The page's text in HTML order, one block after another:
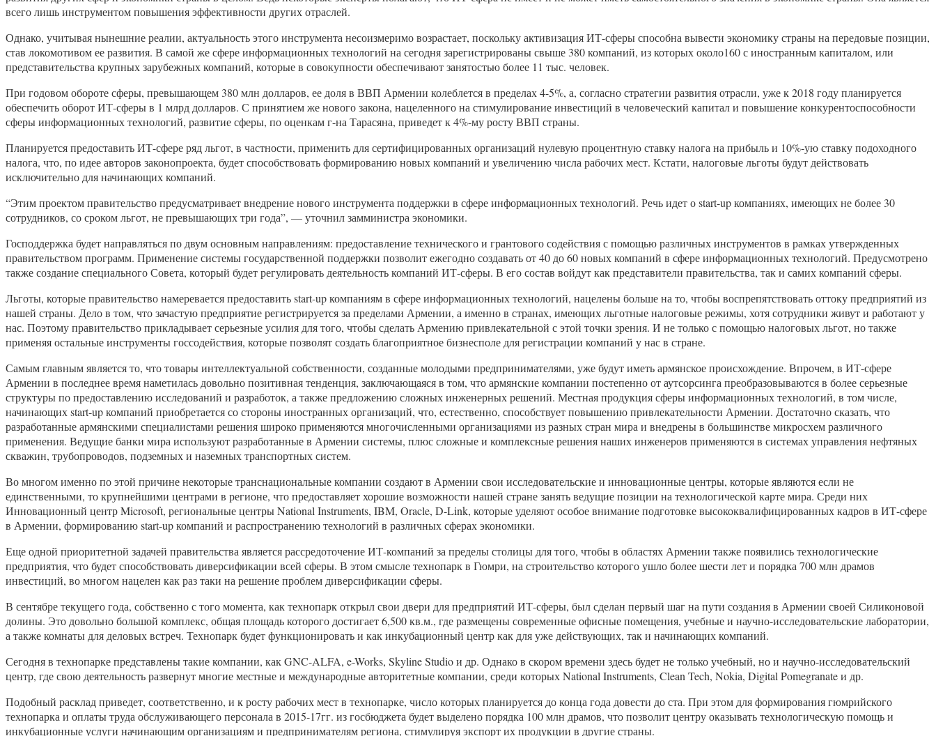
всего лишь инструментом повышения эффективности других отраслей.
Однако, учитывая нынешние реалии, актуальность этого инструмента несоизмеримо возрастает, поскольку активизация ИТ-сферы способна вывести экономику страны на передовые позиции,
став локомотивом ее развития. В самой же сфере информационных технологий на сегодня зарегистрированы свыше 380 компаний, из которых около160 с иностранным капиталом, или
представительства крупных зарубежных компаний, которые в совокупности обеспечивают занятостью более 11 тыс. человек.
При годовом обороте сферы, превышающем 380 млн долларов, ее доля в ВВП Армении колеблется в пределах 4-5%, а, согласно стратегии развития отрасли, уже к 2018 году планируется
обеспечить оборот ИТ-сферы в 1 млрд долларов. С принятием же нового закона, нацеленного на стимулирование инвестиций в человеческий капитал и повышение конкурентоспособности
сферы информационных технологий, развитие сферы, по оценкам г-на Тарасяна, приведет к 4%-му росту ВВП страны.
Планируется предоставить ИТ-сфере ряд льгот, в частности, применить для сертифицированных организаций нулевую процентную ставку налога на прибыль и 10%-ую ставку подоходного
налога, что, по идее авторов законопроекта, будет способствовать формированию новых компаний и увеличению числа рабочих мест. Кстати, налоговые льготы будут действовать
исключительно для начинающих компаний.
“Этим проектом правительство предусматривает внедрение нового инструмента поддержки в сфере информационных технологий. Речь идет о start-up компаниях, имеющих не более 30
сотрудников, со сроком льгот, не превышающих три года”, — уточнил замминистра экономики.
Господдержка будет направляться по двум основным направлениям: предоставление технического и грантового содействия с помощью различных инструментов в рамках утвержденных
правительством программ. Применение системы государственной поддержки позволит ежегодно создавать от 40 до 60 новых компаний в сфере информационных технологий. Предусмотрено
также создание специального Совета, который будет регулировать деятельность компаний ИТ-сферы. В его состав войдут как представители правительства, так и самих компаний сферы.
Льготы, которые правительство намеревается предоставить start-up компаниям в сфере информационных технологий, нацелены больше на то, чтобы воспрепятствовать оттоку предприятий из
нашей страны. Дело в том, что зачастую предприятие регистрируется за пределами Армении, а именно в странах, имеющих льготные налоговые режимы, хотя сотрудники живут и работают у
нас. Поэтому правительство прикладывает серьезные усилия для того, чтобы сделать Армению привлекательной с этой точки зрения. И не только с помощью налоговых льгот, но также
применяя остальные инструменты госсодействия, которые позволят создать благоприятное бизнесполе для регистрации компаний у нас в стране.
Самым главным является то, что товары интеллектуальной собственности, созданные молодыми предпринимателями, уже будут иметь армянское происхождение. Впрочем, в ИТ-сфере
Армении в последнее время наметилась довольно позитивная тенденция, заключающаяся в том, что армянские компании постепенно от аутсорсинга преобразовываются в более серьезные
структуры по предоставлению исследований и разработок, а также предложению сложных инженерных решений. Местная продукция сферы информационных технологий, в том числе,
начинающих start-up компаний приобретается со стороны иностранных организаций, что, естественно, способствует повышению привлекательности Армении. Достаточно сказать, что
разработанные армянскими специалистами решения широко применяются многочисленными организациями из разных стран мира и внедрены в большинстве микросхем различного
применения. Ведущие банки мира используют разработанные в Армении системы, плюс сложные и комплексные решения наших инженеров применяются в системах управления нефтяных
скважин, трубопроводов, подземных и наземных транспортных систем.
Во многом именно по этой причине некоторые транснациональные компании создают в Армении свои исследовательские и инновационные центры, которые являются если не
единственными, то крупнейшими центрами в регионе, что предоставляет хорошие возможности нашей стране занять ведущие позиции на технологической карте мира. Среди них
Инновационный центр Microsoft, региональные центры National Instruments, IBM, Oracle, D-Link, которые уделяют особое внимание подготовке высококвалифицированных кадров в ИТ-сфере
в Армении, формированию start-up компаний и распространению технологий в различных сферах экономики.
Еще одной приоритетной задачей правительства является рассредоточение ИТ-компаний за пределы столицы для того, чтобы в областях Армении также появились технологические
предприятия, что будет способствовать диверсификации всей сферы. В этом смысле технопарк в Гюмри, на строительство которого ушло более шести лет и порядка 700 млн драмов
инвестиций, во многом нацелен как раз таки на решение проблем диверсификации сферы.
В сентябре текущего года, собственно с того момента, как технопарк открыл свои двери для предприятий ИТ-сферы, был сделан первый шаг на пути создания в Армении своей Силиконовой
долины. Это довольно большой комплекс, общая площадь которого достигает 6,500 кв.м., где размещены современные офисные помещения, учебные и научно-исследовательские лаборатории,
а также комнаты для деловых встреч. Технопарк будет функционировать и как инкубационный центр как для уже действующих, так и начинающих компаний.
Сегодня в технопарке представлены такие компании, как GNC-ALFA, e-Works, Skyline Studio и др. Однако в скором времени здесь будет не только учебный, но и научно-исследовательский
центр, где свою деятельность развернут многие местные и международные авторитетные компании, среди которых National Instruments, Clean Tech, Nokia, Digital Pomegranate и др.
Подобный расклад приведет, соответственно, и к росту рабочих мест в технопарке, число которых планируется до конца года довести до ста. При этом для формирования гюмрийского
технопарка и оплаты труда обслуживающего персонала в 2015-17гг. из госбюджета будет выделено порядка 100 млн драмов, что позволит центру оказывать технологическую помощь и
инкубационные услуги начинающим организациям и предпринимателям региона, стимулируя экспорт их продукции в другие страны.